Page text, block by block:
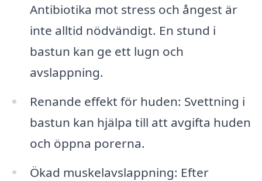
Antibiotika mot stress och ångest är
inte alltid nödvändigt. En stund i
bastun kan ge ett lugn och
avslappning.
Renande effekt för huden: Svettning i
bastun kan hjälpa till att avgifta huden
och öppna porerna.
Ökad muskelavslappning: Efter